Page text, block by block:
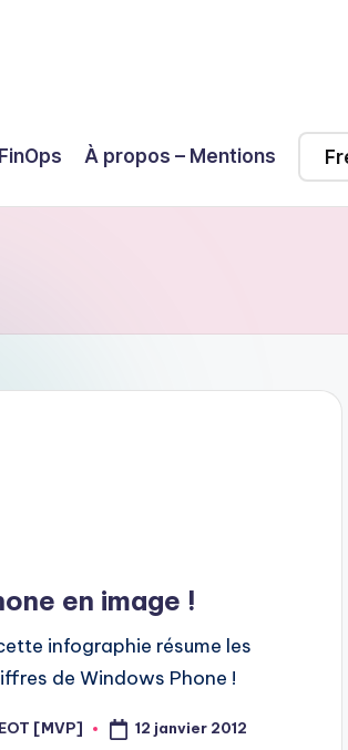
FinOps À propos – Mentions
en image !
infographie résume les
de Windows Phone !
[MVP] 12 janvier 2012